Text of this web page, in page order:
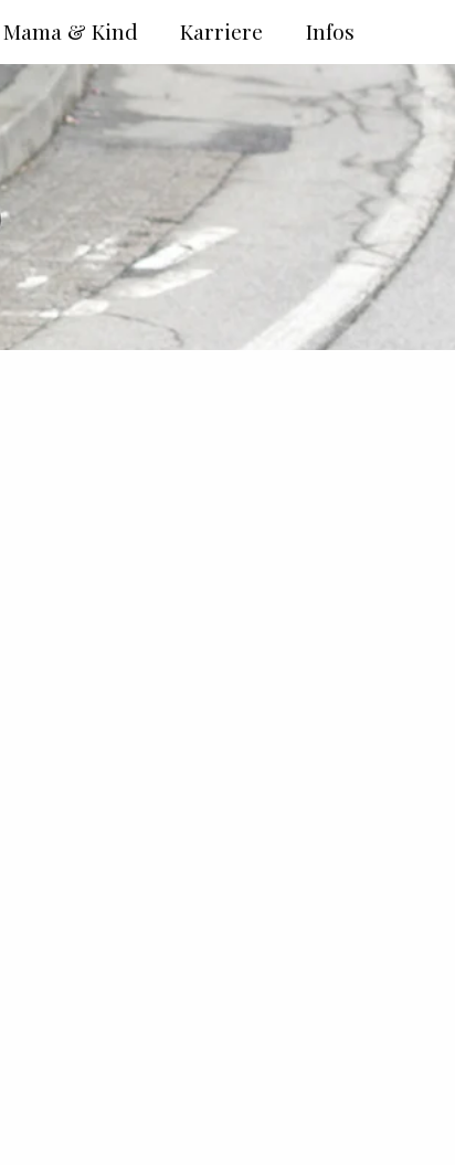
Infos
Karriere
Mama & Kind